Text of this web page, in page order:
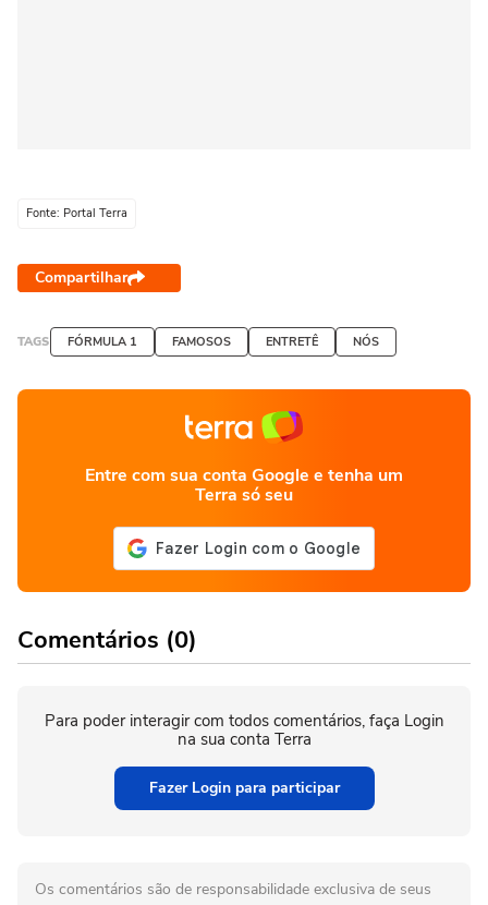
Fonte: Portal Terra
Compartilhar
TAGS FÓRMULA 1 FAMOSOS ENTRETÊ NÓS
Entre com sua conta Google e tenha um
Terra só seu
Comentários (0)
Para poder interagir com todos comentários, faça Login
na sua conta Terra
Fazer Login para participar
Os comentários são de responsabilidade exclusiva de seus